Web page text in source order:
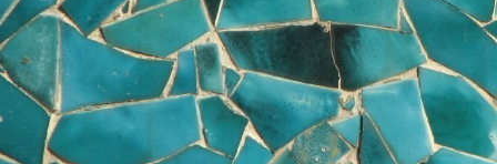
REISTYPES
Wandelreizen
Rondreizen
Luxe reizen
Familiereizen